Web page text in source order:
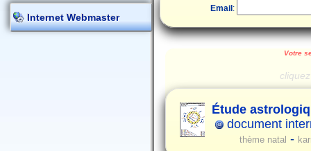
Internet Webmaster
Email :
Votre
Étude
document
thème natal -